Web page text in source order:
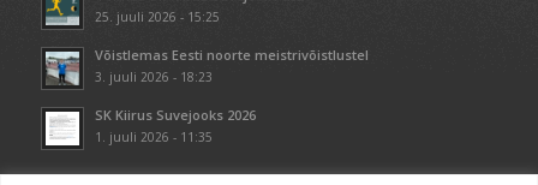
25. juuli 2026 - 15:25
Võistlemas Eesti noorte meistrivõistlustel
3. juuli 2026 - 18:23
SK Kiirus Suvejooks 2026
1. juuli 2026 - 11:35